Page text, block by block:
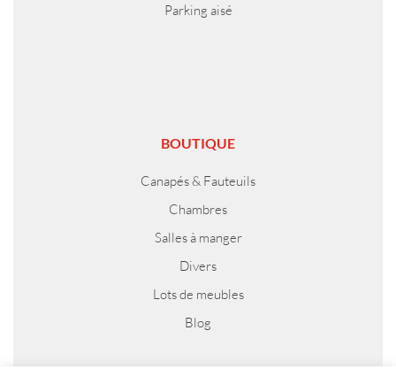
Parking aisé
BOUTIQUE
Canapés & Fauteuils
Chambres
Salles à manger
Divers
Lots de meubles
Blog